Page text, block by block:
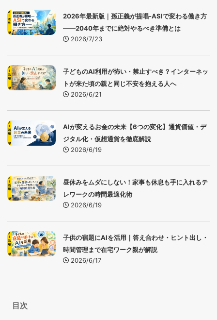
2026年最新版｜孫正義が提唱-ASIで変わる働き方
――2040年までに絶対やるべき準備とは
2026/7/23
子どものAI利用が怖い・禁止すべき？インターネッ
トが来た頃の親と同じ不安を抱える人へ
2026/6/21
AIが変えるお金の未来【6つの変化】通貨価値・デ
ジタル化・仮想通貨を徹底解説
2026/6/19
昼休みをムダにしない！家事も休息も手に入れるテ
レワークの時間最適化術
2026/6/19
子供の宿題にAIを活用｜答え合わせ・ヒント出し・
時間管理まで在宅ワーク親が解説
2026/6/17
目次